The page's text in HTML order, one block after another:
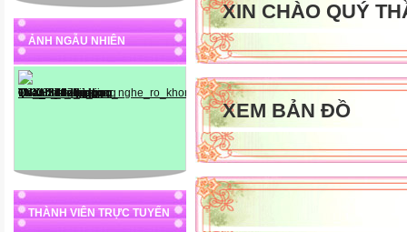
ẢNH NGẪU NHIÊN
THÀNH VIÊN TRỰC TUYẾN
XIN CHÀO QUÝ
XEM BẢN ĐỒ